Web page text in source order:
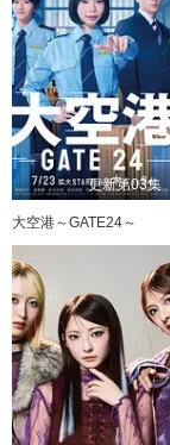
更新第03集
大空港～GATE24～